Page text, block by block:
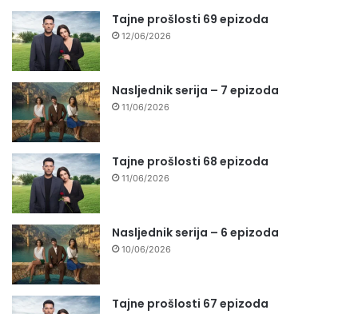
Tajne prošlosti 69 epizoda
12/06/2026
Nasljednik serija – 7 epizoda
11/06/2026
Tajne prošlosti 68 epizoda
11/06/2026
Nasljednik serija – 6 epizoda
10/06/2026
Tajne prošlosti 67 epizoda